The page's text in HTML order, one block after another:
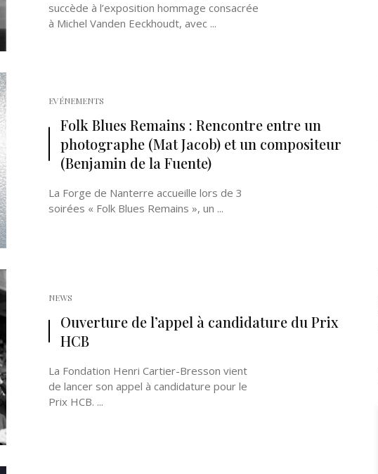
succède à l’exposition hommage consacrée
à Michel Vanden Eeckhoudt, avec ...
EVÉNEMENTS
Folk Blues Remains : Rencontre entre un
photographe (Mat Jacob) et un compositeur
(Benjamin de la Fuente)
La Forge de Nanterre accueille lors de 3
soirées « Folk Blues Remains », un ...
NEWS
Ouverture de l’appel à candidature du Prix
HCB
La Fondation Henri Cartier-Bresson vient
de lancer son appel à candidature pour le
Prix HCB. ...